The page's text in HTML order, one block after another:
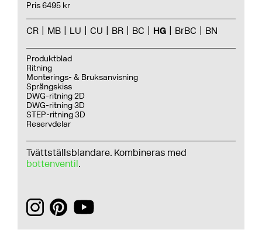
Pris 6495 kr
CR MB LU CU BR BC HG BrBC BN
Produktblad
Ritning
Monterings- & Bruksanvisning
Sprängskiss
DWG-ritning 2D
DWG-ritning 3D
STEP-ritning 3D
Reservdelar
Tvättställsblandare. Kombineras med
bottenventil.